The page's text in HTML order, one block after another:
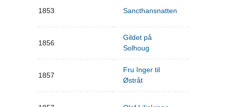
1853 Sancthansnatten
1856
Gildet på
Solhoug
1857
Fru Inger til
Østråt